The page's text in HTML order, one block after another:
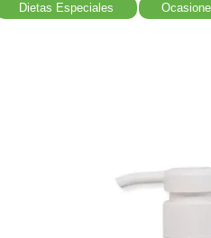
Dietas Especiales